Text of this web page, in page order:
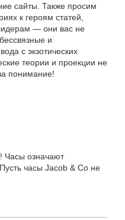
сайты. Также просим
к героям статей,
— они вас не
и
с экзотических
теории и проекции не
понимание!
Часы означают
часы Jacob & Co не